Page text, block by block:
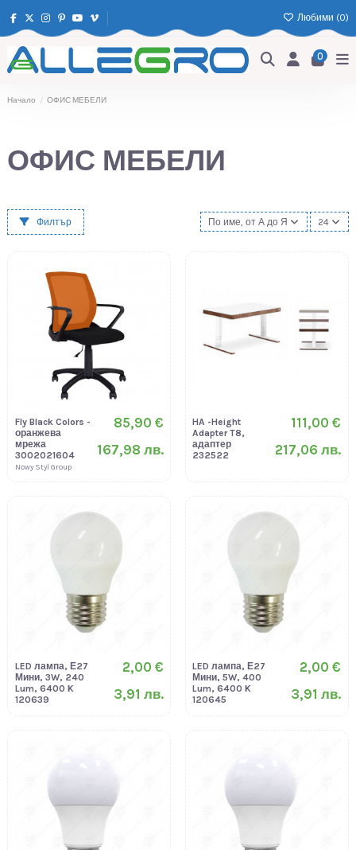
Любими (0)
0
Начало ОФИС МЕБЕЛИ
ОФИС МЕБЕЛИ
Филтър По име, от А до Я 24
Fly Black Colors -
оранжева
мрежа
3002021604
Nowy Styl Group
85,90 €
167,98 лв.
HA -Height
Adapter T8,
адаптер
232522
111,00 €
217,06 лв.
LED лампа, Е27
Мини, 3W, 240
Lum, 6400 K
120639
2,00 €
3,91 лв.
LED лампа, Е27
Мини, 5W, 400
Lum, 6400 K
120645
2,00 €
3,91 лв.